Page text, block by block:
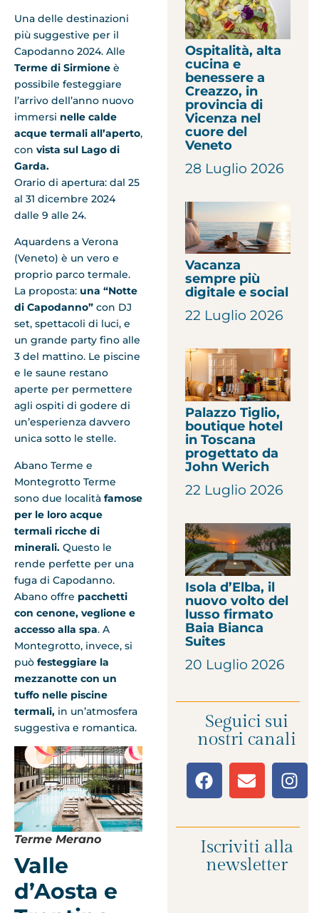
Una delle destinazioni
più suggestive per il
Capodanno 2024. Alle
Terme di Sirmione è
possibile festeggiare
l’arrivo dell’anno nuovo
immersi nelle calde
acque termali all’aperto,
con vista sul Lago di
Garda.
Orario di apertura: dal 25
al 31 dicembre 2024
dalle 9 alle 24.
Aquardens a Verona
(Veneto) è un vero e
proprio parco termale.
La proposta: una “Notte
di Capodanno” con DJ
set, spettacoli di luci, e
un grande party fino alle
3 del mattino. Le piscine
e le saune restano
aperte per permettere
agli ospiti di godere di
un’esperienza davvero
unica sotto le stelle.
Abano Terme e
Montegrotto Terme
sono due località famose
per le loro acque
termali ricche di
minerali. Questo le
rende perfette per una
fuga di Capodanno.
Abano offre pacchetti
con cenone, veglione e
accesso alla spa. A
Montegrotto, invece, si
può festeggiare la
mezzanotte con un
tuffo nelle piscine
termali, in un’atmosfera
suggestiva e romantica.
Terme Merano
Valle
d’Aosta e
Ospitalità, alta
cucina e
benessere a
Creazzo, in
provincia di
Vicenza nel
cuore del
Veneto
28 Luglio 2026
Vacanza
sempre più
digitale e social
22 Luglio 2026
Palazzo Tiglio,
boutique hotel
in Toscana
progettato da
John Werich
22 Luglio 2026
Isola d’Elba, il
nuovo volto del
lusso firmato
Baia Bianca
Suites
20 Luglio 2026
Seguici sui
nostri canali
Iscriviti alla
newsletter